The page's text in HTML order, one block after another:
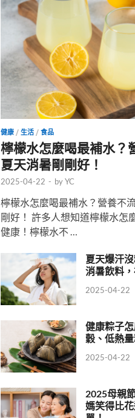
健康 /生活 /食品
檸檬水怎麼喝最補水？
夏天消暑剛剛好！
2025-04-22 - byYC
檸檬水怎麼喝最補水？營養不
剛好！ 許多人想知道檸檬水怎
健康！檸檬水不 …
夏天爆汗
消暑飲料
2025-04-22
健康粽子
穀、低熱
2025-04-22
2025母親
媽笑得比